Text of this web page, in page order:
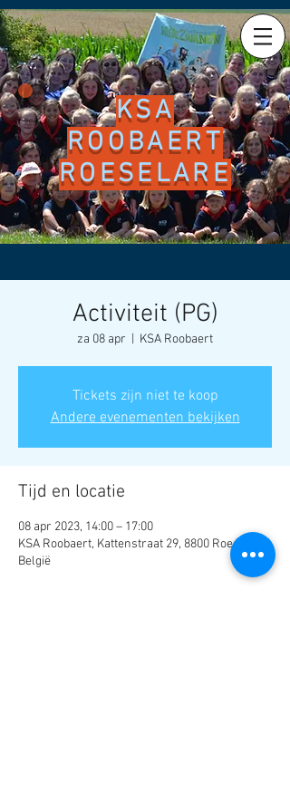
KSA
ROOBAERT
ROESELARE
Activiteit (PG)
za 08 apr KSA Roobaert
Tickets zijn niet te koop
Andere evenementen bekijken
Tijd en locatie
08 apr 2023, 14:00 – 17:00
KSA Roobaert, Kattenstraat 29, 8800 Roeselare,
België